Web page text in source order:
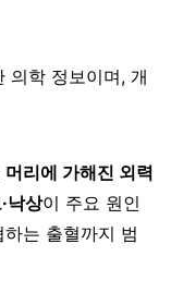
의학 정보이며, 개
머리에 가해진 외력
낙상이 주요 원인
는 출혈까지 범